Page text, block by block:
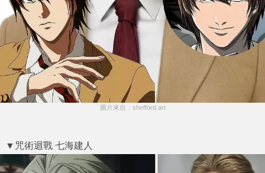
圖片來自：shefford.art
▼咒術迴戰 七海建人